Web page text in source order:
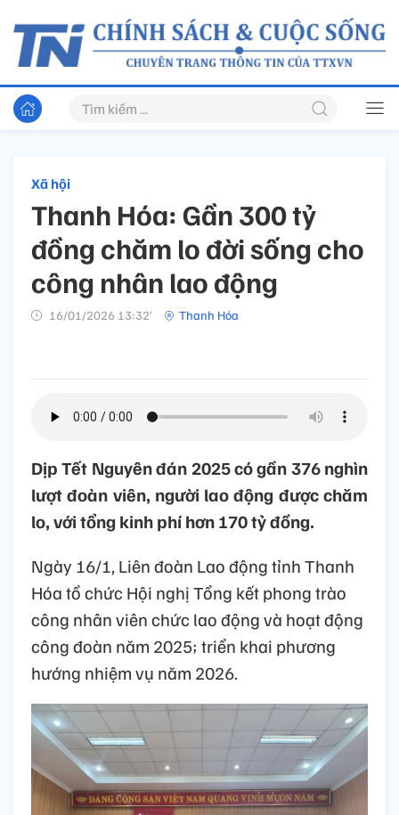
Xã hội
Thanh Hóa: Gần 300 tỷ
đồng chăm lo đời sống cho
công nhân lao động
16/01/2026 13:32’ Thanh Hóa
Dịp Tết Nguyên đán 2025 có gần 376 nghìn
lượt đoàn viên, người lao động được chăm
lo, với tổng kinh phí hơn 170 tỷ đồng.
Ngày 16/1, Liên đoàn Lao động tỉnh Thanh
Hóa tổ chức Hội nghị Tổng kết phong trào
công nhân viên chức lao động và hoạt động
công đoàn năm 2025; triển khai phương
hướng nhiệm vụ năm 2026.